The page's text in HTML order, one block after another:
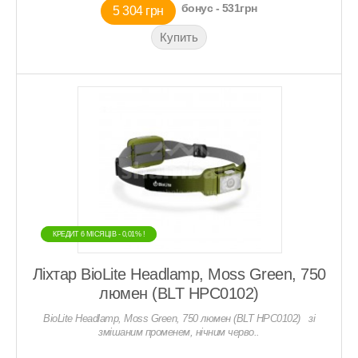
5 304 грн бонус - 531грн
КРЕДИТ 6 МIСЯЦIВ - 0,01% !
КРЕДИТ 6 МIСЯЦIВ - 0,01% !
Ліхтар BioLite Headlamp, Moss Green, 750
люмен (BLT HPC0102)
BioLite Headlamp, Moss Green, 750 люмен (BLT HPC0102) зі
змішаним променем, нічним черво..